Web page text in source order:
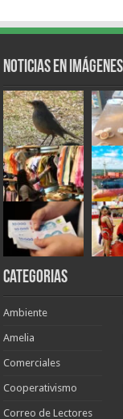
Noticias en Imágenes
Categorias
Ambiente
Amelia
Comerciales
Cooperativismo
Correo de Lectores